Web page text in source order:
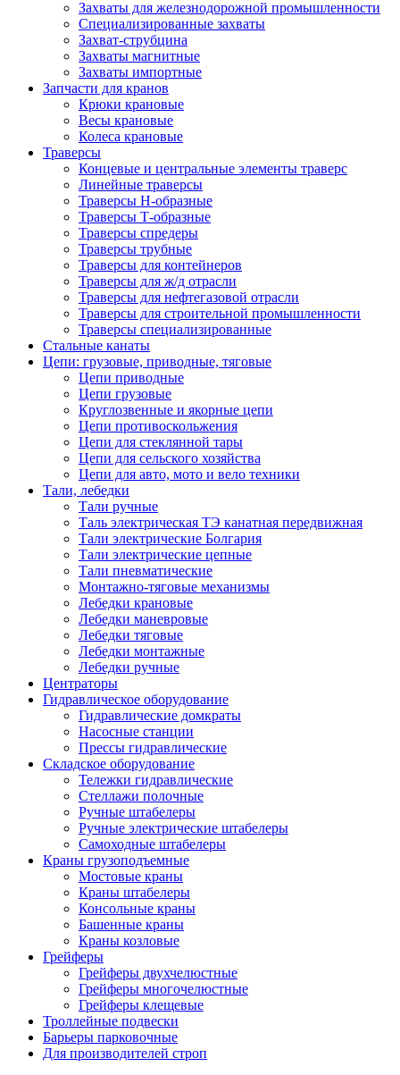
Захваты для железнодорожной промышленности
Специализированные захваты
Захват-струбцина
Захваты магнитные
Захваты импортные
Запчасти для кранов
Крюки крановые
Весы крановые
Колеса крановые
Траверсы
Концевые и центральные элементы траверс
Линейные траверсы
Траверсы Н-образные
Траверсы Т-образные
Траверсы спредеры
Траверсы трубные
Траверсы для контейнеров
Траверсы для ж/д отрасли
Траверсы для нефтегазовой отрасли
Траверсы для строительной промышленности
Траверсы специализированные
Стальные канаты
Цепи: грузовые, приводные, тяговые
Цепи приводные
Цепи грузовые
Круглозвенные и якорные цепи
Цепи противоскольжения
Цепи для стеклянной тары
Цепи для сельского хозяйства
Цепи для авто, мото и вело техники
Тали, лебедки
Тали ручные
Таль электрическая ТЭ канатная передвижная
Тали электрические Болгария
Тали электрические цепные
Тали пневматические
Монтажно-тяговые механизмы
Лебедки крановые
Лебедки маневровые
Лебедки тяговые
Лебедки монтажные
Лебедки ручные
Центраторы
Гидравлическое оборудование
Гидравлические домкраты
Насосные станции
Прессы гидравлические
Складское оборудование
Тележки гидравлические
Cтеллажи полочные
Ручные штабелеры
Ручные электрические штабелеры
Самоходные штабелеры
Краны грузоподъемные
Мостовые краны
Краны штабелеры
Консольные краны
Башенные краны
Краны козловые
Грейферы
Грейферы двухчелюстные
Грейферы многочелюстные
Грейферы клещевые
Троллейные подвески
Барьеры парковочные
Для производителей строп